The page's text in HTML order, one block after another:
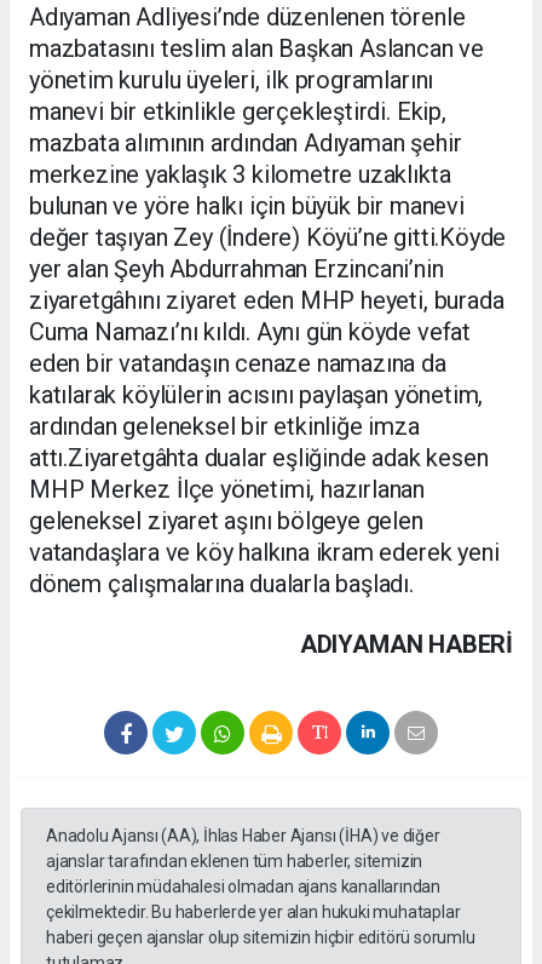
Adıyaman Adliyesi’nde düzenlenen törenle
mazbatasını teslim alan Başkan Aslancan ve
yönetim kurulu üyeleri, ilk programlarını
manevi bir etkinlikle gerçekleştirdi. Ekip,
mazbata alımının ardından Adıyaman şehir
merkezine yaklaşık 3 kilometre uzaklıkta
bulunan ve yöre halkı için büyük bir manevi
değer taşıyan Zey (İndere) Köyü’ne gitti.Köyde
yer alan Şeyh Abdurrahman Erzincani’nin
ziyaretgâhını ziyaret eden MHP heyeti, burada
Cuma Namazı’nı kıldı. Aynı gün köyde vefat
eden bir vatandaşın cenaze namazına da
katılarak köylülerin acısını paylaşan yönetim,
ardından geleneksel bir etkinliğe imza
attı.Ziyaretgâhta dualar eşliğinde adak kesen
MHP Merkez İlçe yönetimi, hazırlanan
geleneksel ziyaret aşını bölgeye gelen
vatandaşlara ve köy halkına ikram ederek yeni
dönem çalışmalarına dualarla başladı.
ADIYAMAN HABERİ
Anadolu Ajansı (AA), İhlas Haber Ajansı (İHA) ve diğer
ajanslar tarafından eklenen tüm haberler, sitemizin
editörlerinin müdahalesi olmadan ajans kanallarından
çekilmektedir. Bu haberlerde yer alan hukuki muhataplar
haberi geçen ajanslar olup sitemizin hiçbir editörü sorumlu